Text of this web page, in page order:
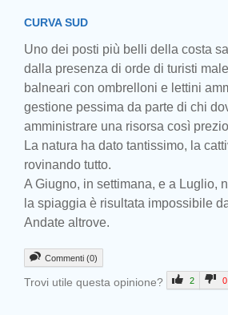
CURVA SUD
Uno dei posti più belli della costa
dalla presenza di orde di turisti
balneari con ombrelloni e lettini
gestione pessima da parte di chi
amministrare una risorsa così
La natura ha dato tantissimo, la
rovinando tutto.
A Giugno, in settimana, e a Luglio,
la spiaggia è risultata impossibile
Andate altrove.
Commenti (0)
Trovi utile questa opinione? 2 0